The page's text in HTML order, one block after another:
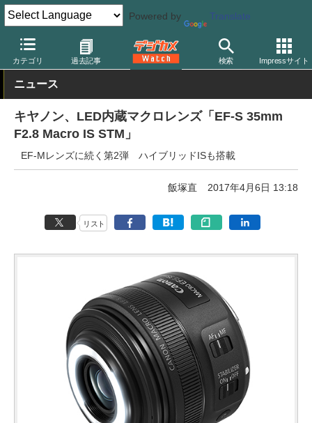
Powered by Translate
カテゴリ 過去記事 検索 Impressサイト
デジカメ Watch レンズ 交換レンズ キヤノン
ニュース
キヤノン、LED内蔵マクロレンズ「EF-S 35mm
F2.8 Macro IS STM」
EF-Mレンズに続く第2弾 ハイブリッドISも搭載
飯塚直 2017年4月6日 13:18
リスト